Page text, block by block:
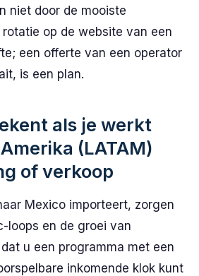
niet door de mooiste
op de website van een
een offerte van een operator
is een plan.
als je werkt
(LATAM)
of verkoop
Mexico importeert, zorgen
loops en de groei van
u een programma met een
inkomende klok kunt